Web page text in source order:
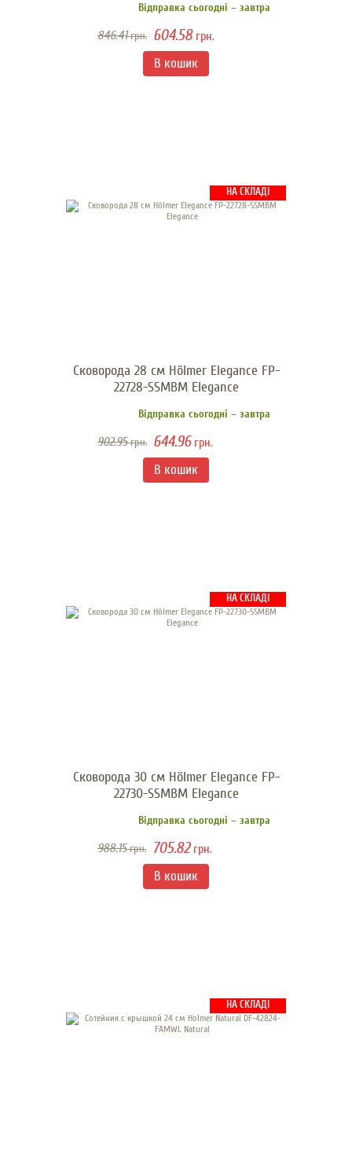
Відправка сьогодні – завтра
846.41грн. 604.58грн.
НА СКЛАДІ
Сковорода 28 см Hölmer Elegance FP-
22728-SSMBM Elegance
Відправка сьогодні – завтра
902.95грн. 644.96грн.
НА СКЛАДІ
Сковорода 30 см Hölmer Elegance FP-
22730-SSMBM Elegance
Відправка сьогодні – завтра
988.15грн. 705.82грн.
НА СКЛАДІ